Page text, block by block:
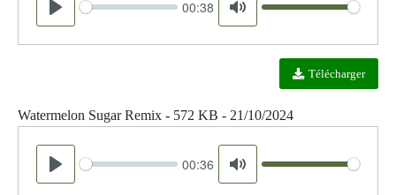
Play
Seek 00:38
Mute
Volume
Télécharger
Watermelon Sugar Remix - 572 KB - 21/10/2024
Play
Seek 00:36
Mute
Volume